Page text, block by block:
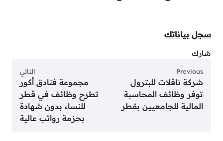
سجل بياناتك
شارك
Previous
شركة ناقلات للبترول
توفر وظائف المحاسبة
المالية للجامعيين بقطر
التالي
مجموعة فنادق أكور
تطرح وظائف في قطر
للنساء بدون شهادة
بحزمة رواتب عالية